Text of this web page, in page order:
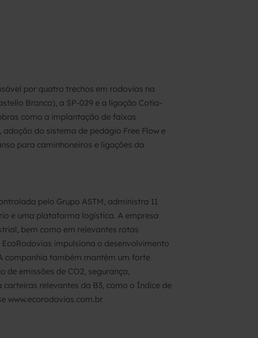
por quatro trechos em rodovias na
Branco), a SP-029 e a ligação Cotia-
como a implantação de faixas
do sistema de pedágio Free Flow e
para caminhoneiros e ligações da
pelo Grupo ASTM, administra 11
e uma plataforma logística. A empresa
bem como em relevantes rotas
impulsiona o desenvolvimento
companhia também mantém um forte
emissões de CO2, segurança,
relevantes da B3, como o Índice de
www.ecorodovias.com.br